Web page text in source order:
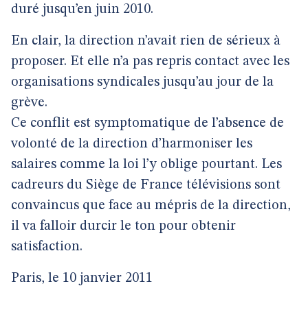
duré jusqu’en juin 2010.
En clair, la direction n’avait rien de sérieux à
proposer. Et elle n’a pas repris contact avec les
organisations syndicales jusqu’au jour de la
grève.
Ce conflit est symptomatique de l’absence de
volonté de la direction d’harmoniser les
salaires comme la loi l’y oblige pourtant. Les
cadreurs du Siège de France télévisions sont
convaincus que face au mépris de la direction,
il va falloir durcir le ton pour obtenir
satisfaction.
Paris, le 10 janvier 2011